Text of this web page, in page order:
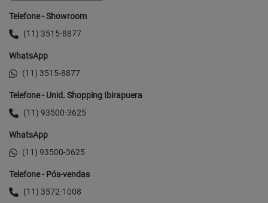
Telefone - Showroom
(11) 3515-8877
WhatsApp
(11) 3515-8877
Telefone - Unid. Shopping Ibirapuera
(11) 93500-3625
WhatsApp
(11) 93500-3625
Telefone - Pós-vendas
(11) 3572-1008